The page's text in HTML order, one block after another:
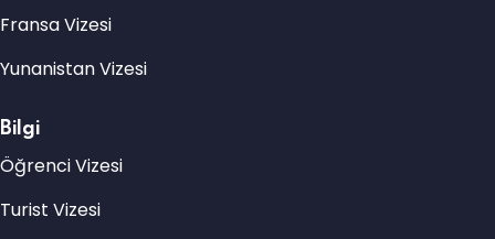
Fransa Vizesi
Yunanistan Vizesi
Bilgi
Öğrenci Vizesi
Turist Vizesi